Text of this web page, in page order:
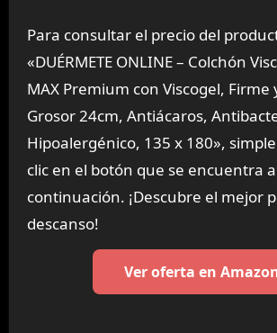
Para consultar el precio del
«DUÉRMETE ONLINE – Colchón
MAX Premium con Viscogel,
Grosor 24cm, Antiácaros,
Hipoalergénico, 135 x 180»,
clic en el botón que se encuentra a
continuación. ¡Descubre el mejor
descanso!
Ver oferta en